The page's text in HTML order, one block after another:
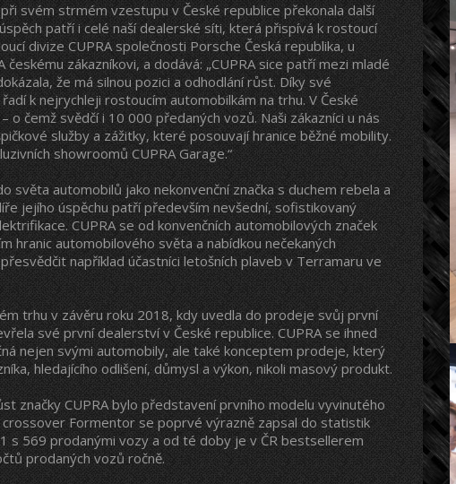
svém strmém vzestupu v České republice překonala další
patří i celé naší dealerské síti, která přispívá k rostoucí
divize CUPRA společnosti Porsche Česká republika, u
zákazníkovi, a dodává: „CUPRA sice patří mezi mladé
že má silnou pozici a odhodlání růst. Díky své
k nejrychleji rostoucím automobilkám na trhu. V České
o čemž svědčí i 10 000 předaných vozů. Naši zákazníci u nás
služby a zážitky, které posouvají hranice běžné mobility.
showroomů CUPRA Garage.“
světa automobilů jako nekonvenční značka s duchem rebela a
jejího úspěchu patří především nevšední, sofistikovaný
CUPRA se od konvenčních automobilových značek
hranic automobilového světa a nabídkou nečekaných
například účastníci letošních plaveb v Terramaru ve
trhu v závěru roku 2018, kdy uvedla do prodeje svůj první
své první dealerství v České republice. CUPRA se ihned
nejen svými automobily, ale také konceptem prodeje, který
hledajícího odlišení, důmysl a výkon, nikoli masový produkt.
značky CUPRA bylo představení prvního modelu vyvinutého
crossover Formentor se poprvé výrazně zapsal do statistik
s 569 prodanými vozy a od té doby je v ČR bestsellerem
prodaných vozů ročně.